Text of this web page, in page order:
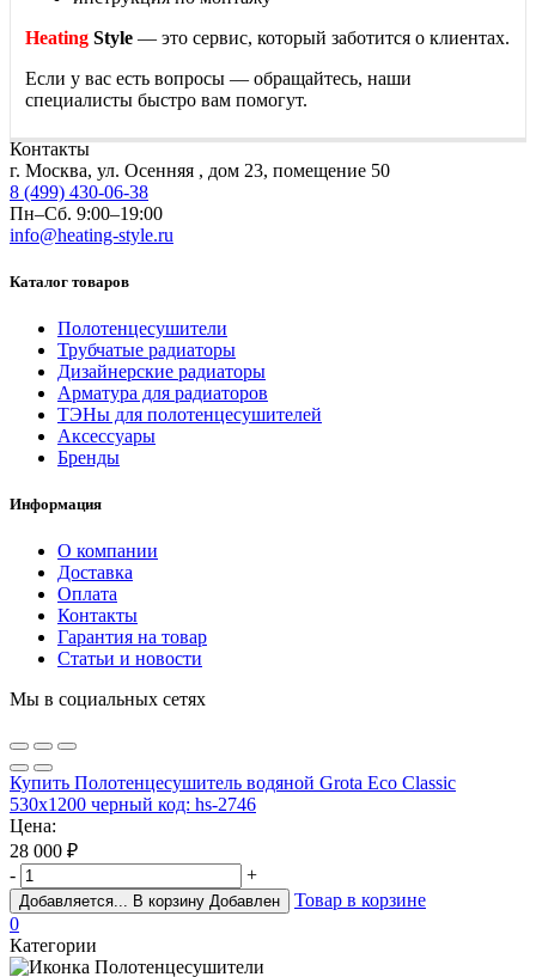
Heating Style — это сервис, который заботится о клиентах.
Если у вас есть вопросы — обращайтесь, наши
специалисты быстро вам помогут.
Контакты
г. Москва, ул. Осенняя , дом 23, помещение 50
8 (499) 430-06-38
Пн–Сб. 9:00–19:00
info@heating-style.ru
Каталог товаров
Полотенцесушители
Трубчатые радиаторы
Дизайнерские радиаторы
Арматура для радиаторов
ТЭНы для полотенцесушителей
Аксессуары
Бренды
Информация
О компании
Доставка
Оплата
Контакты
Гарантия на товар
Статьи и новости
Мы в социальных сетях
Купить Полотенцесушитель водяной Grota Eco Classic
530х1200 черный код: hs-2746
Цена:
28 000 ₽
-
+
Добавляется... В корзину Добавлен
Товар в корзине
0
Категории